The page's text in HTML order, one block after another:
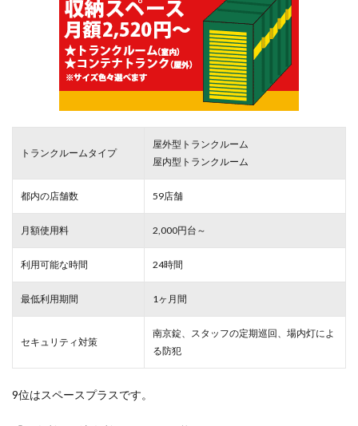
トランクルームタイプ
屋外型トランクルーム
屋内型トランクルーム
都内の店舗数 59店舗
月額使用料 2,000円台～
利用可能な時間 24時間
最低利用期間 1ヶ月間
セキュリティ対策
南京錠、スタッフの定期巡回、場内灯によ
る防犯
9位はスペースプラスです。